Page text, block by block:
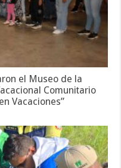
el Museo de la
Comunitario
Vacaciones”